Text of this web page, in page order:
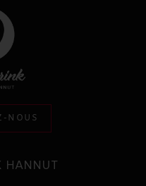
NOUS
HANNUT